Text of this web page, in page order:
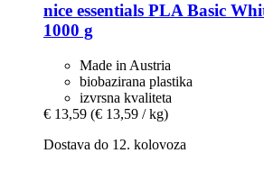
nice essentials PLA Basic
1000 g
Made in Austria
biobazirana plastika
izvrsna kvaliteta
€ 13,59 (€ 13,59 / kg)
Dostava do 12. kolovoza